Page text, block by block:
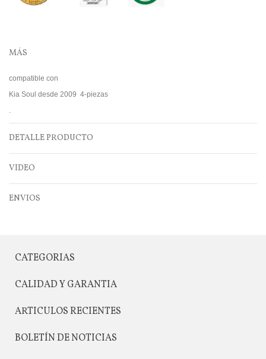
MÁS
compatible con
Kia Soul desde 2009 4-piezas
.
DETALLE PRODUCTO
VIDEO
ENVIOS
CATEGORIAS
CALIDAD Y GARANTIA
ARTICULOS RECIENTES
BOLETÍN DE NOTICIAS